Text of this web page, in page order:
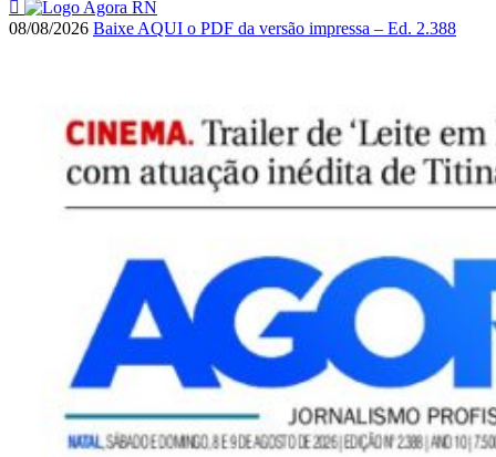
08/08/2026 Baixe AQUI o PDF da versão impressa – Ed. 2.388